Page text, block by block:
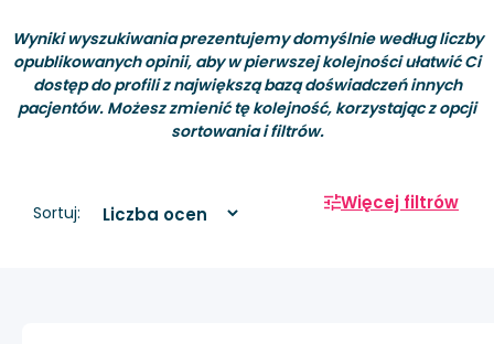
Wyniki wyszukiwania prezentujemy domyślnie według liczby
opublikowanych opinii, aby w pierwszej kolejności ułatwić Ci
dostęp do profili z największą bazą doświadczeń innych
pacjentów. Możesz zmienić tę kolejność, korzystając z opcji
sortowania i filtrów.
Sortuj: Więcej filtrów